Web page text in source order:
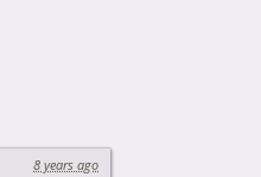
8 years ago